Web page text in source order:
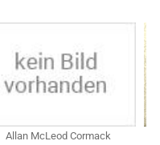
Allan McLeod Cormack